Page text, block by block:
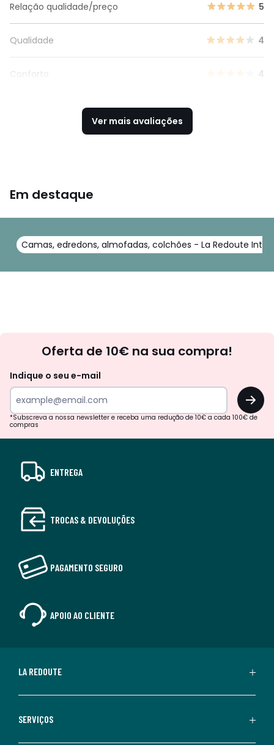
Relação qualidade/preço
5
Qualidade 4
Conforto 4
Ver mais avaliações
Em destaque
Camas, edredons, almofadas, colchões - La Redoute
Oferta de 10€ na sua compra!
Indique o seu e-mail
OK
*Subscreva a nossa newsletter e receba uma redução de 10€ a cada 100€ de
compras
ENTREGA
TROCAS & DEVOLUÇÕES
PAGAMENTO SEGURO
APOIO AO CLIENTE
LA REDOUTE
SERVIÇOS